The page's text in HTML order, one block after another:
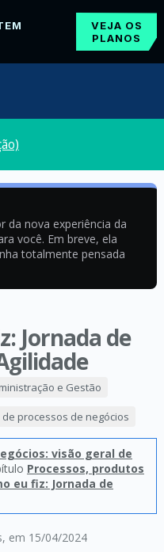
VEJA OS
PLANOS
da nova experiência da
você. Em breve, ela
totalmente pensada
Jornada de
, em 15/04/2024
e Gestão
processos de negócios
visão geral de
Processos, produtos
eu fiz: Jornada de